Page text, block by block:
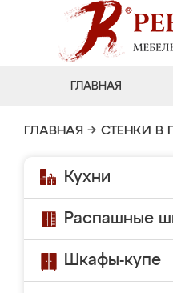
ГЛАВНАЯ
ГЛАВНАЯ → СТЕНКИ В
Кухни
Распашные
Шкафы-купе